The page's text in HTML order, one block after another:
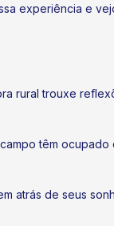
experiência e
rural trouxe
têm ocupado
atrás de seus